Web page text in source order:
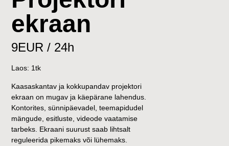
ekraan
9EUR / 24h
Laos: 1tk
Kaasaskantav ja kokkupandav projektori
ekraan on mugav ja käepärane lahendus.
Kontorites, sünnipäevadel, teemapidudel
mängude, esitluste, videode vaatamise
tarbeks. Ekraani suurust saab lihtsalt
reguleerida pikemaks või lühemaks.